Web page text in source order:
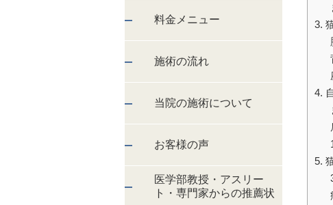
料金メニュー
施術の流れ
当院の施術について
お客様の声
医学部教授・アスリー
ト・専門家からの推薦状
3.
4.
5.